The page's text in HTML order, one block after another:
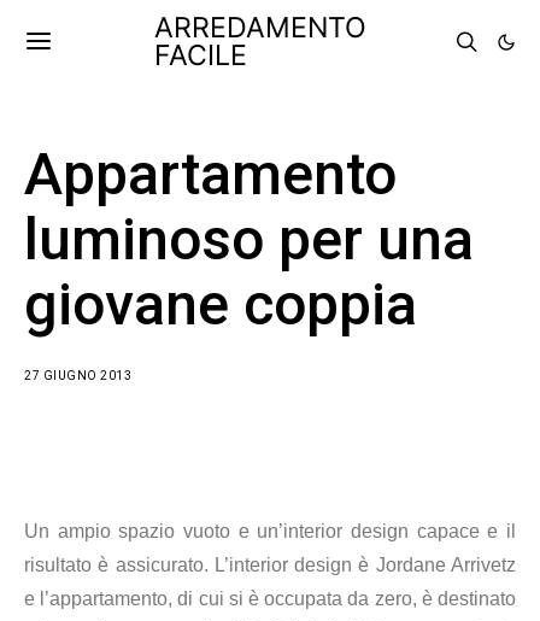
ARREDAMENTO
FACILE
Appartamento
luminoso per una
giovane coppia
27 GIUGNO 2013
Un ampio spazio vuoto e un’interior design capace e il
risultato è assicurato. L’interior design è Jordane Arrivetz
e l’appartamento, di cui si è occupata da zero, è destinato